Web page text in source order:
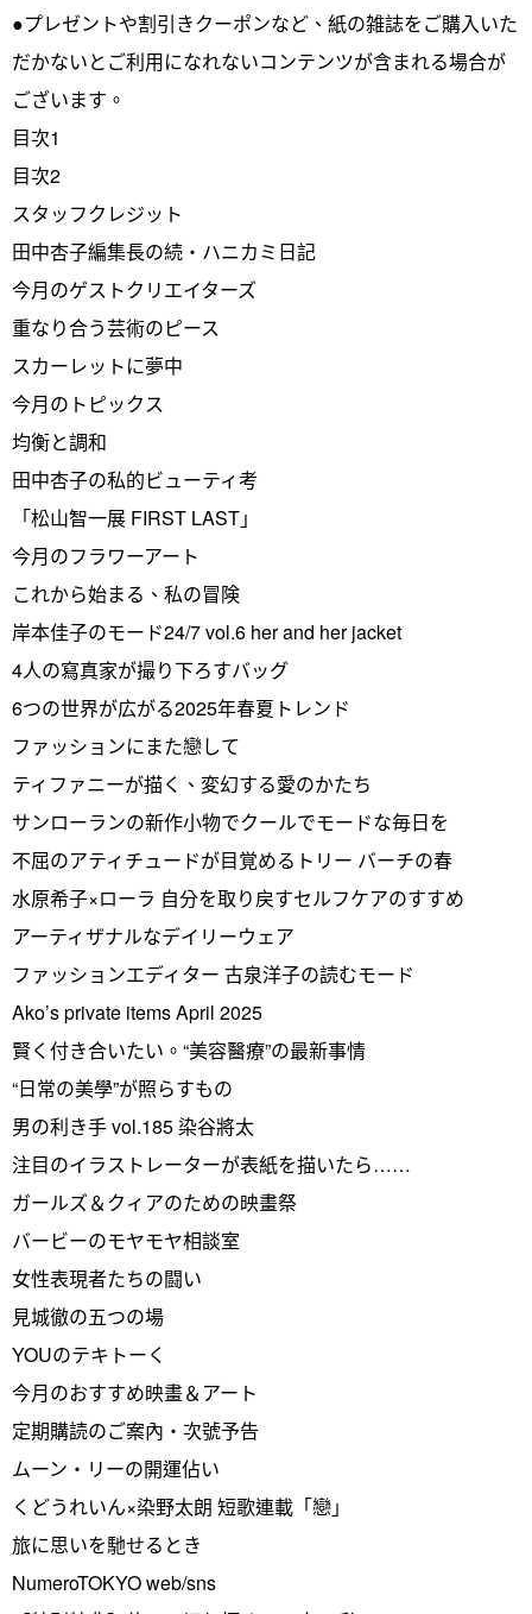
●プレゼントや割引きクーポンなど、紙の雑誌をご購入いた
だかないとご利用になれないコンテンツが含まれる場合が
ございます。
目次1
目次2
スタッフクレジット
田中杏子編集長の続・ハニカミ日記
今月のゲストクリエイターズ
重なり合う芸術のピース
スカーレットに夢中
今月のトピックス
均衡と調和
田中杏子の私的ビューティ考
「松山智一展 FIRST LAST」
今月のフラワーアート
これから始まる、私の冒険
岸本佳子のモード24/7 vol.6 her and her jacket
4人の寫真家が撮り下ろすバッグ
6つの世界が広がる2025年春夏トレンド
ファッションにまた戀して
ティファニーが描く、変幻する愛のかたち
サンローランの新作小物でクールでモードな毎日を
不屈のアティチュードが目覚めるトリー バーチの春
水原希子×ローラ 自分を取り戻すセルフケアのすすめ
アーティザナルなデイリーウェア
ファッションエディター 古泉洋子の読むモード
Ako’s private items April 2025
賢く付き合いたい。“美容醫療”の最新事情
“日常の美學”が照らすもの
男の利き手 vol.185 染谷將太
注目のイラストレーターが表紙を描いたら……
ガールズ＆クィアのための映畫祭
バービーのモヤモヤ相談室
女性表現者たちの闘い
見城徹の五つの場
YOUのテキトーく
今月のおすすめ映畫＆アート
定期購読のご案內・次號予告
ムーン・リーの開運佔い
くどうれいん×染野太朗 短歌連載「戀」
旅に思いを馳せるとき
NumeroTOKYO web/sns